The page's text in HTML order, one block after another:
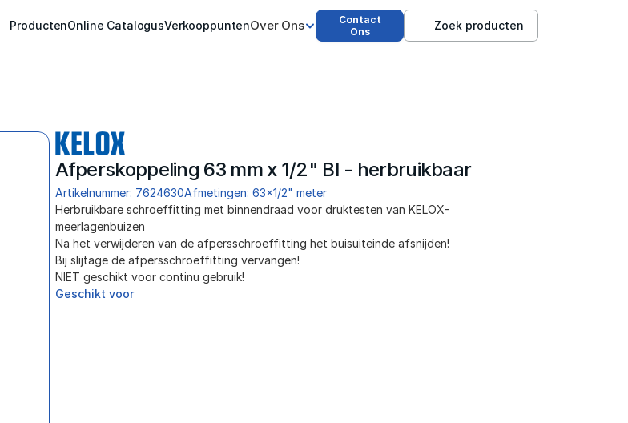
ProductenOnline CatalogusVerkooppuntenOver Ons
Contact
Ons
Zoek producten
Afperskoppeling 63 mm x 1/2" BI - herbruikbaar
Artikelnummer: 7624630Afmetingen: 63x1/2" meter
Herbruikbare schroeffitting met binnendraad voor druktesten van KELOX-
meerlagenbuizen
Na het verwijderen van de afpersschroeffitting het buisuiteinde afsnijden!
Bij slijtage de afpersschroeffitting vervangen!
NIET geschikt voor continu gebruik!
Geschikt voor